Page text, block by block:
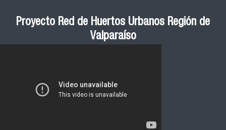
Proyecto Red de Huertos Urbanos Región de
Valparaíso